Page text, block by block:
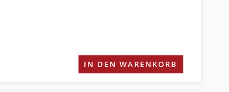
IN DEN WARENKORB